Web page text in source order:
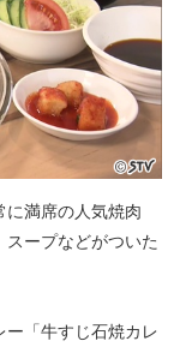
に満席の人気焼肉
ープなどがついた
「牛すじ石焼カレ